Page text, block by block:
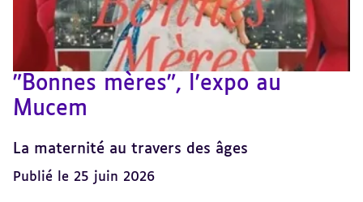
"Bonnes mères", l'expo au
Mucem
La maternité au travers des âges
Publié le 25 juin 2026